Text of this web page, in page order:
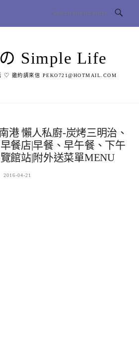
Simple Life
邀約請來信 PEKO721@HOTMAIL.COM
港 懶人私廚-炭烤三明治、
餐店|早餐、早午餐、下午
館站|附外送菜單MENU
2016-04-21